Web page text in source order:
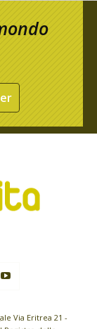
Via Eritrea 21 -